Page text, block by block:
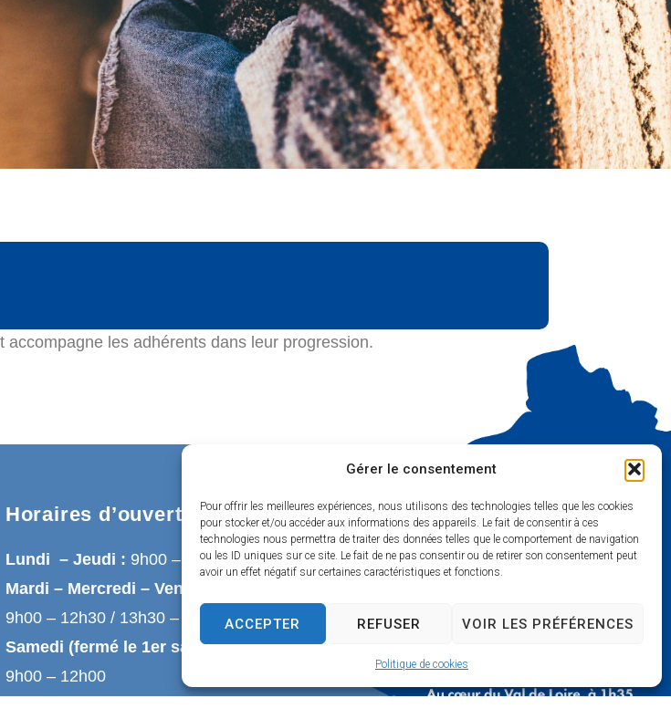
Gérer le consentement
Pour offrir les meilleures expériences, nous utilisons des technologies telles que les cookies
pour stocker et/ou accéder aux informations des appareils. Le fait de consentir à ces
technologies nous permettra de traiter des données telles que le comportement de navigation
ou les ID uniques sur ce site. Le fait de ne pas consentir ou de retirer son consentement peut
avoir un effet négatif sur certaines caractéristiques et fonctions.
ACCEPTER REFUSER VOIR LES PRÉFÉRENCES
Politique de cookies
les adhérents dans leur progression.
Horaires d’ouverture
Lundi – Jeudi : 9h00 – 12h30
Mardi – Mercredi – Vendredi :
9h00 – 12h30 / 13h30 – 17h00
Samedi (fermé le 1er samedi du mois) :
9h00 – 12h00